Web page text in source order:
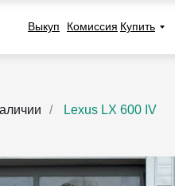
Выкуп Комиссия Купить
/ Lexus LX 600 IV